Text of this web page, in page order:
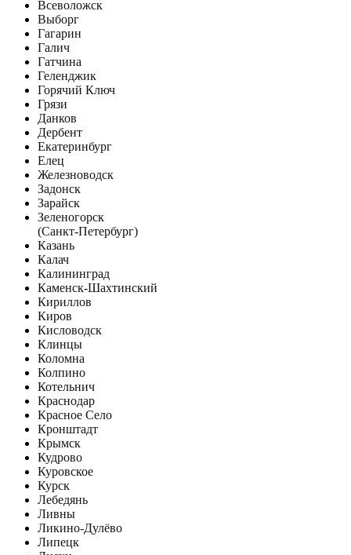
Всеволожск
Выборг
Гагарин
Галич
Гатчина
Геленджик
Горячий Ключ
Грязи
Данков
Дербент
Екатеринбург
Елец
Железноводск
Задонск
Зарайск
Зеленогорск
(Санкт-Петербург)
Казань
Калач
Калининград
Каменск-Шахтинский
Кириллов
Киров
Кисловодск
Клинцы
Коломна
Колпино
Котельнич
Краснодар
Красное Село
Кронштадт
Крымск
Кудрово
Куровское
Курск
Лебедянь
Ливны
Ликино-Дулёво
Липецк